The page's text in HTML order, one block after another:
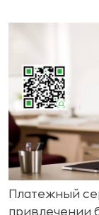
Платежный
привлечении